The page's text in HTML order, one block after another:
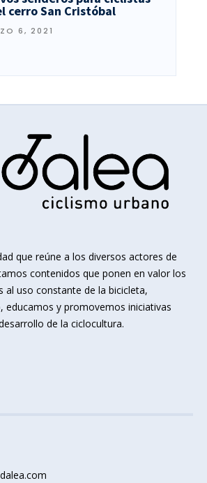
cerro San Cristóbal
6, 2021
que reúne a los diversos actores de
contenidos que ponen en valor los
al uso constante de la bicicleta,
educamos y promovemos iniciativas
de la ciclocultura.